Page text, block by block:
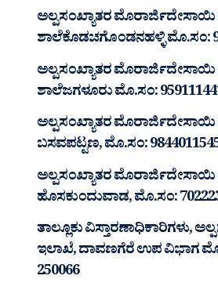
ಅಲ್ಪಸಂಖ್ಯಾತರ
ಶಾಲೆಕೊಡಚಗೊಂಡನಹಳ್ಳಿ ಮೊ.ಸಂ:
ಅಲ್ಪಸಂಖ್ಯಾತರ
ಶಾಲೆಜಗಳೂರು ಮೊ.ಸಂ:
ಅಲ್ಪಸಂಖ್ಯಾತರ
ಬಸವಪಟ್ಟಣ, ಮೊ.ಸಂ:
ಅಲ್ಪಸಂಖ್ಯಾತರ
ಹೊಸಕುಂದುವಾಡ, ಮೊ.ಸಂ:
ತಾಲ್ಲೂಕು ವಿಸ್ತಾರಣಾಧಿಕಾರಿಗಳು,
ಇಲಾಖೆ, ದಾವಣಗೆರೆ ಉಪ ವಿಭಾಗ
250066